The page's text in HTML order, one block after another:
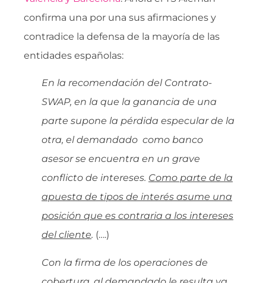
confirma una por una sus afirmaciones y
contradice la defensa de la mayoría de las
entidades españolas:
En la recomendación del Contrato-
SWAP, en la que la ganancia de una
parte supone la pérdida especular de la
otra, el demandado como banco
asesor se encuentra en un grave
conflicto de intereses. Como parte de la
apuesta de tipos de interés asume una
posición que es contraria a los intereses
del cliente. (….)
Con la firma de los operaciones de